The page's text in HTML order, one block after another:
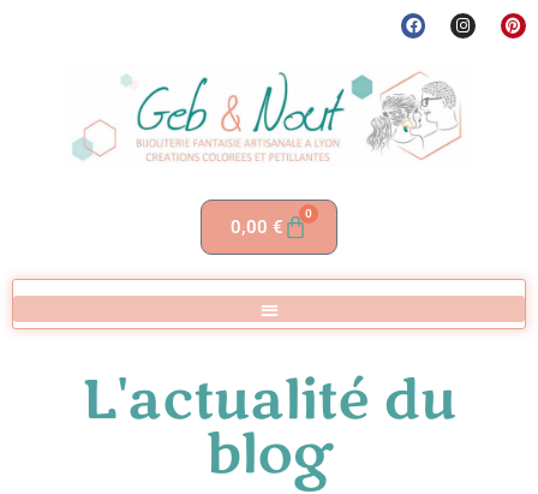
0,00 €
0
L'actualité du
blog